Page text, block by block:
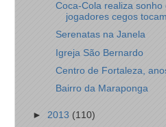
Coca-Cola realiza sonho
jogadores cegos
Serenatas na Janela
Igreja São Bernardo
Centro de Fortaleza,
Bairro da Maraponga
► 2013 (110)